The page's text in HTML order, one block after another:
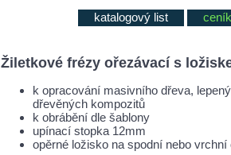
katalogový list
Žiletkové frézy ořezávací s
k opracování masivního dřeva,
dřevěných kompozitů
k obrábění dle šablony
upínací stopka 12mm
opěrné ložisko na spodní nebo vrchní